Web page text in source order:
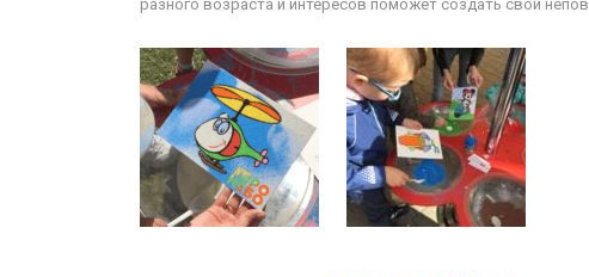
разного возраста и интересов поможет создать свой